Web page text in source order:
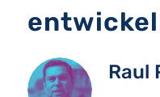
Raul